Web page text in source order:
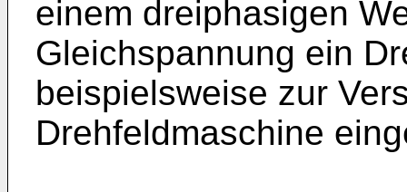
einem dreiphasigen
Gleichspannung ein
beispielsweise zur
Drehfeldmaschine